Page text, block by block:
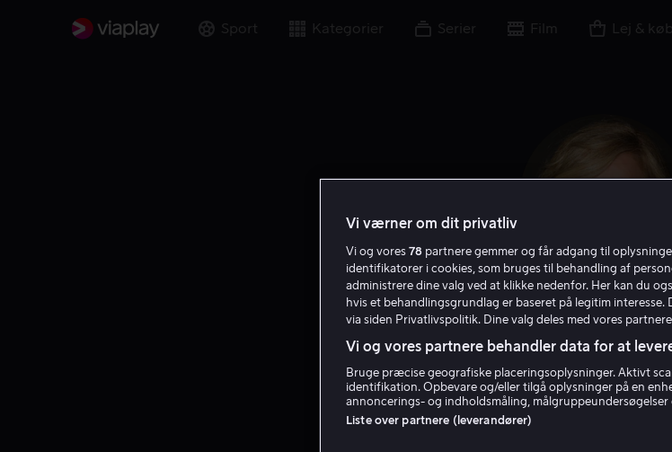
Sport Kategorier Serier Film Lej & køb
Bonnie
Stemme Skuespiller
Vi værner om dit privatliv
Vi og vores 78 partnere gemmer og får adgang til
identifikatorer i cookies, som bruges til behandling af
administrere dine valg ved at klikke nedenfor. Her kan du
hvis et behandlingsgrundlag er baseret på legitim
via siden Privatlivspolitik. Dine valg deles med vores
Vi og vores partnere behandler data for at
Bruge præcise geografiske placeringsoplysninger. Aktivt
identifikation. Opbevare og/eller tilgå oplysninger på en
annoncerings- og indholdsmåling,
Liste over partnere (leverandører)